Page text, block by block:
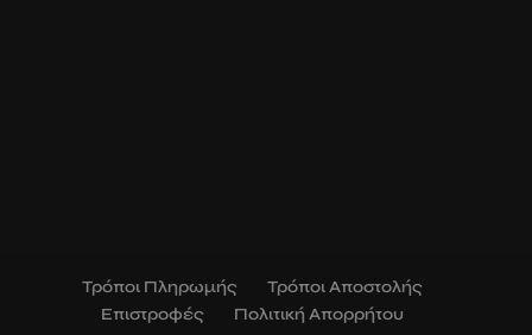
Τρόποι Πληρωμής
Τρόποι Αποστολής
Επιστροφές
Πολιτική Απορρήτου